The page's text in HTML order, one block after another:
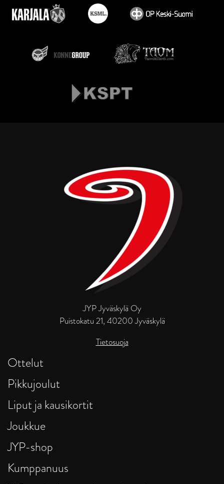
JYP Jyväskylä Oy
Puistokatu 21, 40200 Jyväskylä
Tietosuoja
Ottelut
Pikkujoulut
Liput ja kausikortit
Joukkue
JYP-shop
Kumppanuus